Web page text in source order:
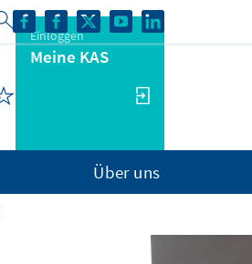
Einloggen
Meine KAS
Über uns